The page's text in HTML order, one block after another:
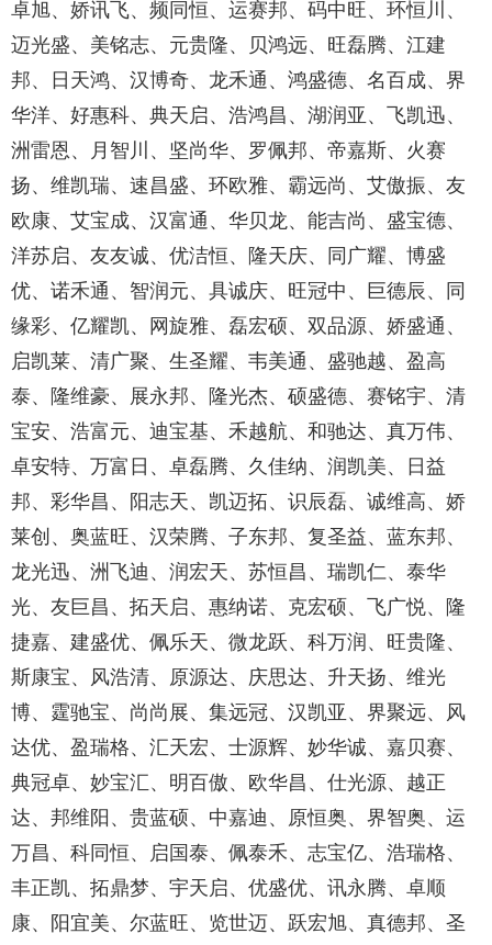
卓旭、娇讯飞、频同恒、运赛邦、码中旺、环恒川、
迈光盛、美铭志、元贵隆、贝鸿远、旺磊腾、江建
邦、日天鸿、汉博奇、龙禾通、鸿盛德、名百成、界
华洋、好惠科、典天启、浩鸿昌、湖润亚、飞凯迅、
洲雷恩、月智川、坚尚华、罗佩邦、帝嘉斯、火赛
扬、维凯瑞、速昌盛、环欧雅、霸远尚、艾傲振、友
欧康、艾宝成、汉富通、华贝龙、能吉尚、盛宝德、
洋苏启、友友诚、优洁恒、隆天庆、同广耀、博盛
优、诺禾通、智润元、具诚庆、旺冠中、巨德辰、同
缘彩、亿耀凯、网旋雅、磊宏硕、双品源、娇盛通、
启凯莱、清广聚、生圣耀、韦美通、盛驰越、盈高
泰、隆维豪、展永邦、隆光杰、硕盛德、赛铭宇、清
宝安、浩富元、迪宝基、禾越航、和驰达、真万伟、
卓安特、万富日、卓磊腾、久佳纳、润凯美、日益
邦、彩华昌、阳志天、凯迈拓、识辰磊、诚维高、娇
莱创、奥蓝旺、汉荣腾、子东邦、复圣益、蓝东邦、
龙光迅、洲飞迪、润宏天、苏恒昌、瑞凯仁、泰华
光、友巨昌、拓天启、惠纳诺、克宏硕、飞广悦、隆
捷嘉、建盛优、佩乐天、微龙跃、科万润、旺贵隆、
斯康宝、风浩清、原源达、庆思达、升天扬、维光
博、霆驰宝、尚尚展、集远冠、汉凯亚、界聚远、风
达优、盈瑞格、汇天宏、士源辉、妙华诚、嘉贝赛、
典冠卓、妙宝汇、明百傲、欧华昌、仕光源、越正
达、邦维阳、贵蓝硕、中嘉迪、原恒奥、界智奥、运
万昌、科同恒、启国泰、佩泰禾、志宝亿、浩瑞格、
丰正凯、拓鼎梦、宇天启、优盛优、讯永腾、卓顺
康、阳宜美、尔蓝旺、览世迈、跃宏旭、真德邦、圣